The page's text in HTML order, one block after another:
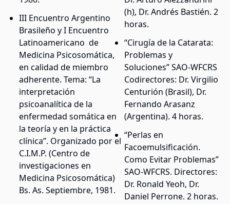
III Encuentro Argentino
Brasileño y I Encuentro
Latinoamericano de
Medicina Psicosomática,
en calidad de miembro
adherente. Tema: “La
interpretación
psicoanalítica de la
enfermedad somática en
la teoría y en la práctica
clínica”. Organizado por el
C.I.M.P. (Centro de
investigaciones en
Medicina Psicosomática)
Bs. As. Septiembre, 1981.
(h), Dr. Andrés Bastién. 2
horas.
“Cirugía de la Catarata:
Problemas y
Soluciones” SAO-WFCRS
Codirectores: Dr. Virgilio
Centurión (Brasil), Dr.
Fernando Arasanz
(Argentina). 4 horas.
“Perlas en
Facoemulsificación.
Como Evitar Problemas”
SAO-WFCRS. Directores:
Dr. Ronald Yeoh, Dr.
Daniel Perrone. 2 horas.